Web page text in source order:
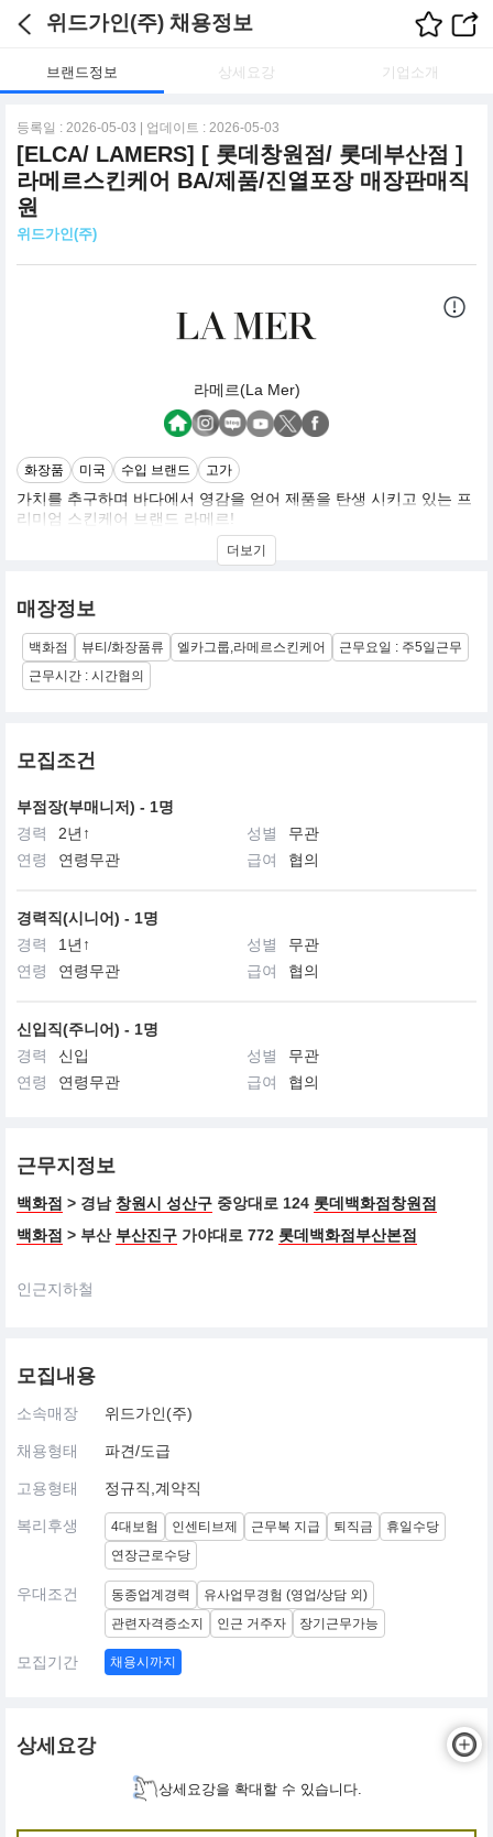
위드가인(주) 채용정보
브랜드정보 상세요강 기업소개
등록일 : 2026-05-03 | 업데이트 : 2026-05-03
[ELCA/ LAMERS] [ 롯데창원점/ 롯데부산점 ]
라메르스킨케어 BA/제품/진열포장 매장판매직
원
위드가인(주)
라메르(La Mer)
화장품 미국 수입 브랜드 고가
가치를 추구하며 바다에서 영감을 얻어 제품을 탄생 시키고 있는 프
리미엄 스킨케어 브랜드 라메르!
개발자 자신의 화상을 치유하고자 무려 12년동안 연구하여 해양물
더보기
매장정보
백화점 뷰티/화장품류 엘카그룹,라메르스킨케어
근무요일 : 주5일근무
근무시간 : 시간협의
모집조건
부점장(부매니저) - 1명
경력
2년↑ 성별
무관
연령
연령무관 급여 협의
경력직(시니어) - 1명
경력
1년↑ 성별
무관
연령
연령무관 급여 협의
신입직(주니어) - 1명
경력
신입 성별
무관
연령
연령무관 급여 협의
근무지정보
백화점 > 경남 창원시 성산구 중앙대로 124 롯데백화점창원점
백화점 > 부산 부산진구 가야대로 772 롯데백화점부산본점
인근지하철
모집내용
소속매장 위드가인(주)
채용형태 파견/도급
고용형태 정규직,계약직
복리후생 4대보험 인센티브제 근무복 지급 퇴직금
휴일수당
연장근로수당
우대조건 동종업계경력
유사업무경험 (영업/상담 외)
관련자격증소지
인근 거주자 장기근무가능
모집기간 채용시까지
상세요강
상세요강을 확대할 수 있습니다.